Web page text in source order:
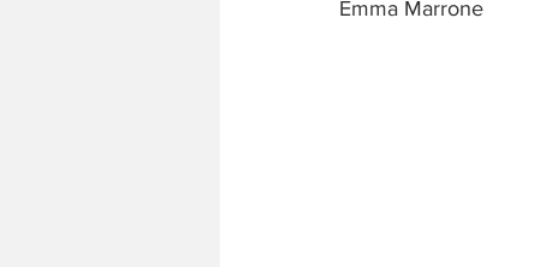
Emma Marrone